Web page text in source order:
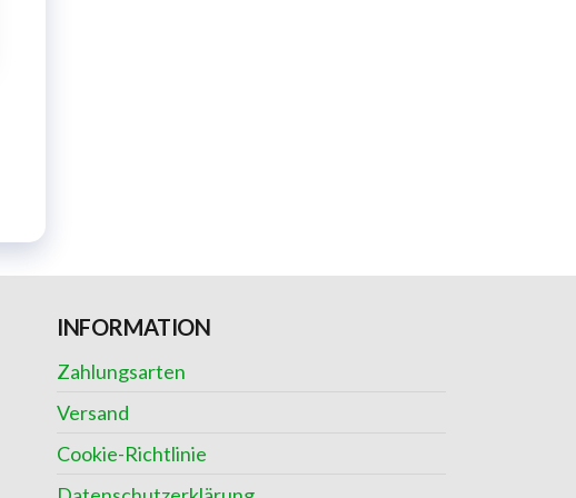
INFORMATION
Zahlungsarten
Versand
Cookie-Richtlinie